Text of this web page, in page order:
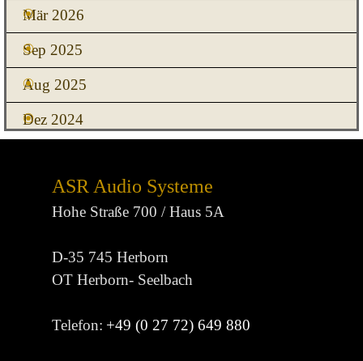
Mär 2026
Sep 2025
Aug 2025
Dez 2024
ASR Audio Systeme
Hohe Straße 700 / Haus 5A
D-35 745 Herborn
OT Herborn- Seelbach
Telefon: +49 (0 27 72) 649 880